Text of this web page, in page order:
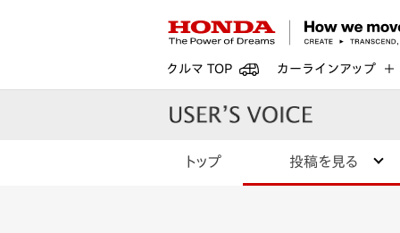
クルマ TOP カーラインアップ
トップ 投稿を見る